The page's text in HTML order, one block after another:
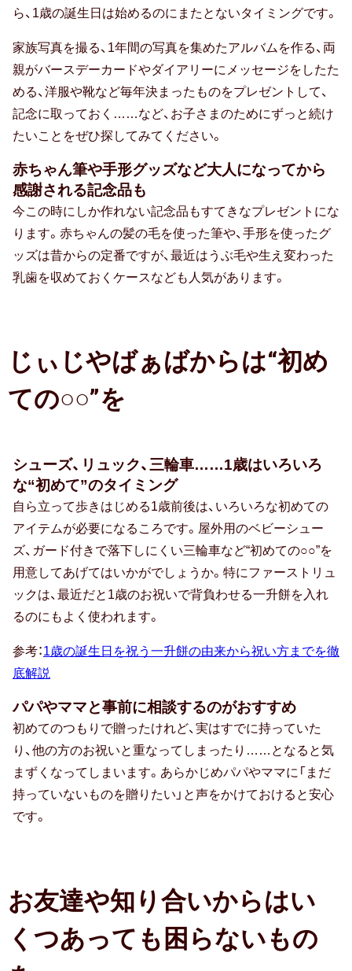
還暦祝い
古希祝い
喜寿祝い
米寿祝い
厄払い・厄除け
結婚祝い
出産祝い
お見舞い
結婚記念日
銀婚式
季節のギフト
カード式
七夕
バレンタイン
クリスマス
おせち
ら、1歳の誕生日は始めるのにまたとないタイミングです。
家族写真を撮る、1年間の写真を集めたアルバムを作る、両
親がバースデーカードやダイアリーにメッセージをしたた
める、洋服や靴など毎年決まったものをプレゼントして、
記念に取っておく……など、お子さまのためにずっと続け
たいことをぜひ探してみてください。
赤ちゃん筆や手形グッズなど大人になってから
感謝される記念品も
今この時にしか作れない記念品もすてきなプレゼントにな
ります。赤ちゃんの髪の毛を使った筆や、手形を使ったグ
ッズは昔からの定番ですが、最近はうぶ毛や生え変わった
乳歯を収めておくケースなども人気があります。
じぃじやばぁばからは“初め
ての○○”を
シューズ、リュック、三輪車……1歳はいろいろ
な“初めて”のタイミング
自ら立って歩きはじめる1歳前後は、いろいろな初めての
アイテムが必要になるころです。屋外用のベビーシュー
ズ、ガード付きで落下しにくい三輪車など“初めての○○”を
用意してあげてはいかがでしょうか。特にファーストリュ
ックは、最近だと1歳のお祝いで背負わせる一升餅を入れ
るのにもよく使われます。
参考：1歳の誕生日を祝う一升餅の由来から祝い方までを徹
底解説
パパやママと事前に相談するのがおすすめ
初めてのつもりで贈ったけれど、実はすでに持っていた
り、他の方のお祝いと重なってしまったり……となると気
まずくなってしまいます。あらかじめパパやママに「まだ
持っていないものを贈りたい」と声をかけておけると安心
です。
お友達や知り合いからはい
くつあっても困らないもの